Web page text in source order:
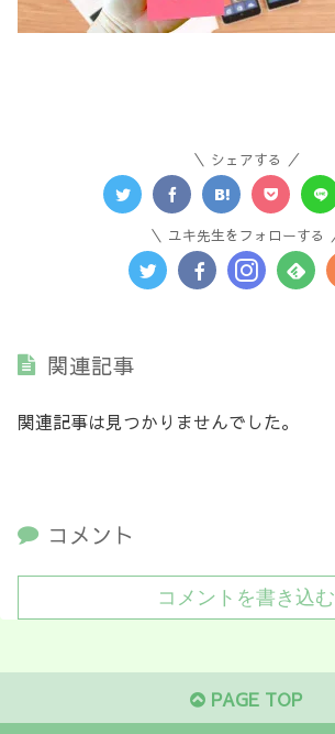
シェアする
ユキ先生をフォローする
関連記事
関連記事は見つかりませんでした。
コメント
コメントを書き込む
PAGE TOP